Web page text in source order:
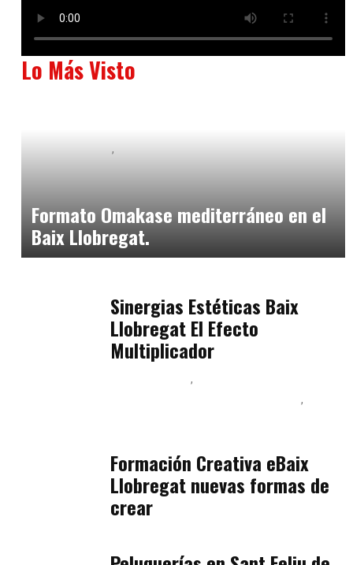
Lo Más Visto
Formato Omakase mediterráneo en el
Baix Llobregat.
Sinergias Estéticas Baix
Llobregat El Efecto
Multiplicador
Formación Creativa eBaix
Llobregat nuevas formas de
crear